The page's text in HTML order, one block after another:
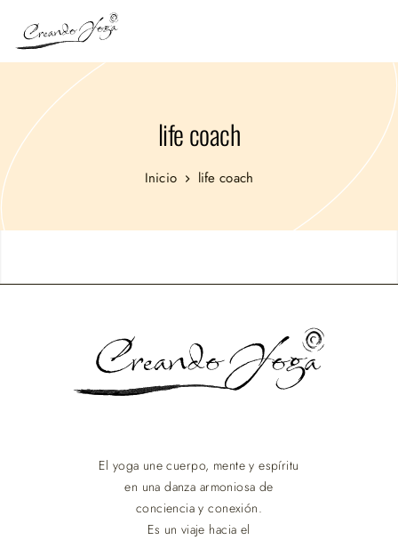
life coach
Inicio life coach
El yoga une cuerpo, mente y espíritu
en una danza armoniosa de
conciencia y conexión.
Es un viaje hacia el